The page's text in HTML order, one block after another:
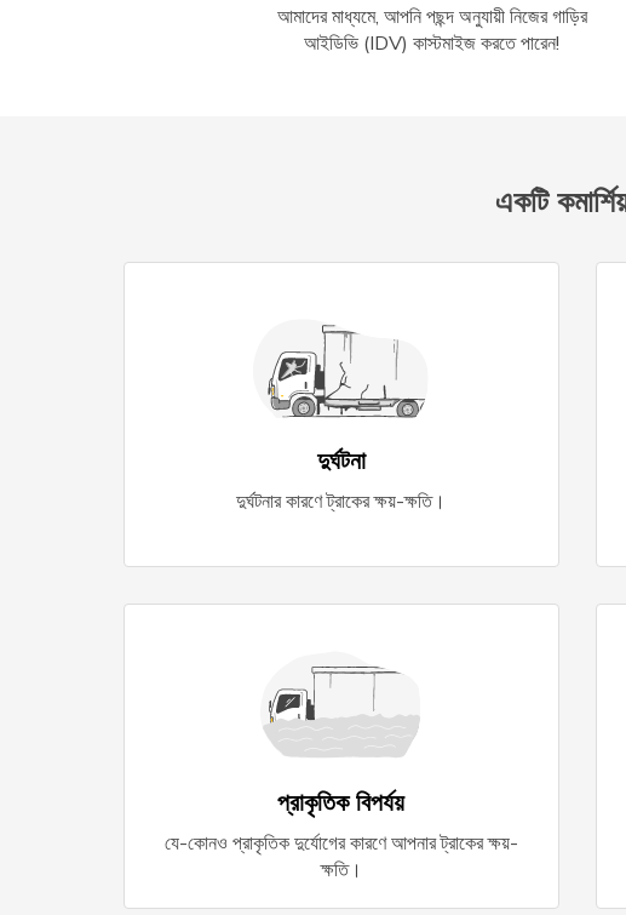
আমাদের মাধ্যমে, আপনি পছন্দ অনুযায়ী নিজের গাড়ির
আইডিভি (IDV) কাস্টমাইজ করতে পারেন!
একটি
দুর্ঘটনা
দুর্ঘটনার কারণে ট্রাকের ক্ষয়-ক্ষতি।
প্রাকৃতিক বিপর্যয়
যে-কোনও প্রাকৃতিক দুর্যোগের কারণে আপনার ট্রাকের ক্ষয়-
ক্ষতি।